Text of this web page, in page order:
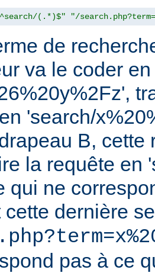
(.*)$" "/
de
va le coder en
'search/
B, cette
la requête en
qui ne
dernière
pas à ce